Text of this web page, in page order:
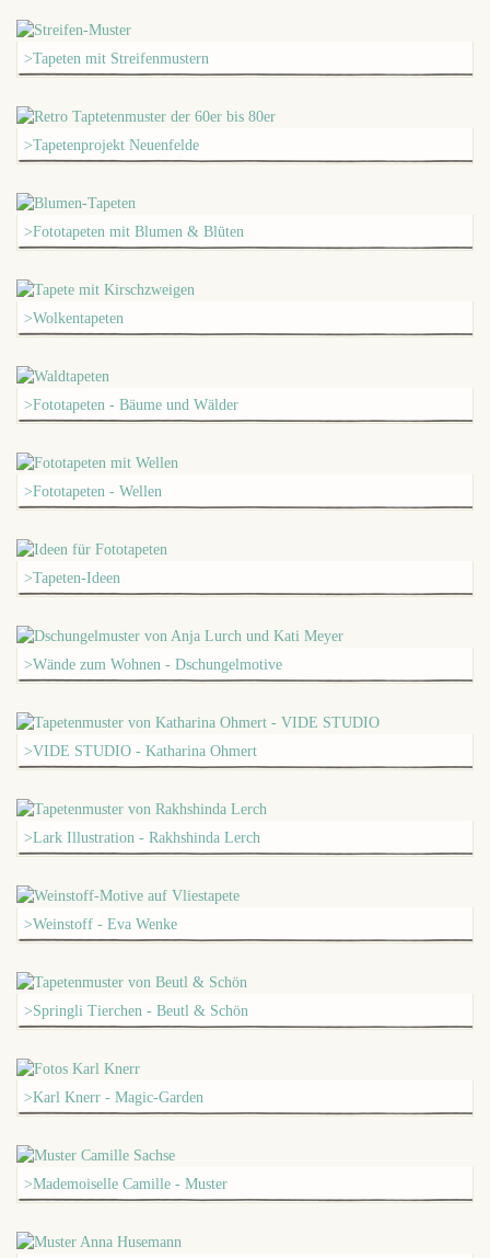
>Tapeten mit Streifenmustern
>Tapetenprojekt Neuenfelde
>Fototapeten mit Blumen & Blüten
>Wolkentapeten
>Fototapeten - Bäume und Wälder
>Fototapeten - Wellen
>Tapeten-Ideen
>Wände zum Wohnen - Dschungelmotive
>VIDE STUDIO - Katharina Ohmert
>Lark Illustration - Rakhshinda Lerch
>Weinstoff - Eva Wenke
>Springli Tierchen - Beutl & Schön
>Karl Knerr - Magic-Garden
>Mademoiselle Camille - Muster